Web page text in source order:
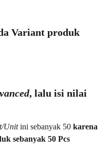
Variant produk
, lalu isi nilai
Unit ini sebanyak 50 karena
sebanyak 50 Pcs